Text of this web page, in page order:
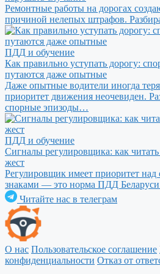
Ремонтные работы на дорогах
причиной нелепых штрафов.
ПДД и обучение
Как правильно уступать дорогу:
путаются даже опытные
Даже опытные водители иногда
приоритет движения неочевиден.
спорные эпизоды…
ПДД и обучение
Сигналы регулировщика: как
жест
Регулировщик имеет приоритет
знаками — это норма ПДД
Читайте нас в телеграм
О нас Пользовательское соглашение
конфиденциальности Отказ от